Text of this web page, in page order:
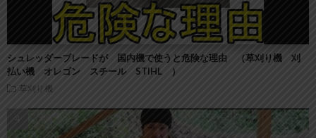
シュレッダーブレードが 国内機で使うと危険な理由 （草刈り機 刈
払い機 オレゴン スチール STIHL ）
草刈り機